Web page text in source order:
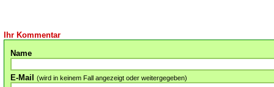
Ihr Kommentar
Name
E-Mail (wird in keinem Fall angezeigt oder weitergegeben)